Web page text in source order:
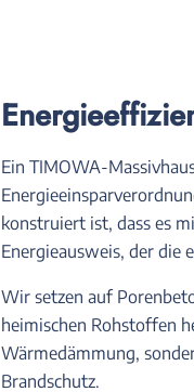
Ein TIMOWA-
konstruiert ist, dass es
Energieausweis, der die
Wir setzen auf
heimischen Rohstoffen
Wärmedämmung,
Brandschutz.